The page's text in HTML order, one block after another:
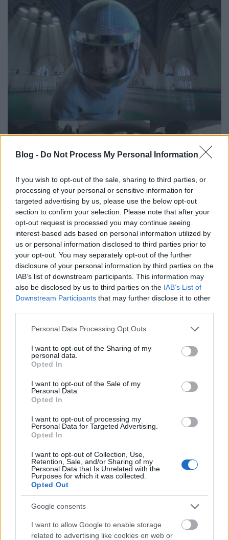
Blog - Do Not Process My Personal Information
If you wish to opt-out of the sale, sharing to third parties, or
processing of your personal or sensitive information for
targeted advertising by us, please use the below opt-out
section to confirm your selection. Please note that after your
opt-out request is processed you may continue seeing
interest-based ads based on personal information utilized by
us or personal information disclosed to third parties prior to
your opt-out. You may separately opt-out of the further
disclosure of your personal information by third parties on the
IAB’s list of downstream participants. This information may
also be disclosed by us to third parties on the IAB’s List of
Downstream Participants that may further disclose it to other
Please note that this website/app uses one or more Google
not limited to your visit or usage behaviour. You may click to
grant or deny consent to Google and its third-party tags to
use your data for below specified purposes in below Google
consent section.
Personal Data Processing Opt Outs
I want to opt-out of the Sharing of my
personal data.
Opted In
I want to opt-out of the Sale of my
Personal Data.
Opted In
I want to opt-out of processing my
Personal Data for Targeted Advertising.
Opted In
I want to opt-out of Collection, Use,
Retention, Sale, and/or Sharing of my
Personal Data that Is Unrelated with the
Purposes for which it was collected.
Opted Out
Google consents
I want to allow Google to enable storage
related to advertising like cookies on web or
Kínai olimpiai bajnok Budapesten
aáb •2012. május 08.
Update: íme az elkészült és a Jaguar honlapján
közzétett film: A 2008-as pekingi olimpia egyéni
kardvívóbajnokával, Zhong Mannal forgat
reklámfilmet Magyarországon a Jaguar. A
luxuskocsimárka erősíteni igyekszik kínai pozícióját,
ezért a nemrég meghirdetett és az…
Kantoni Vásár 111-edszer
A Kantoni Vásár szervezői idén folytatják a tavaly
kísérleti jelleggel beindított kampányukat, melynek
során a vásár rendszeres látogatói ajánlhatják a
rendezvényt olyan ismerőseiknek, akik még nem
Buyer Recommending New Buyer'…
A fókuszban: Kína. A Hungary
Business Society találkozója
A LinkedIn professzionális közösségi hálózat egyik
leggyorsabban fejlődő magyar csoportja, a Hungary
Business Society szokásos havi találkozóját
márciusban Kína és a magyar vállalatok kínai
lehetőségei témakörének szentelte. A kerekasztal-
beszélgetés résztvevői…